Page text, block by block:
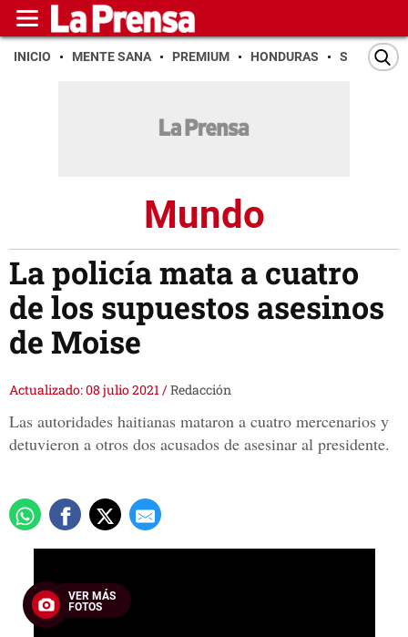
INICIO MENTE SANA PREMIUM HONDURAS SAN PEDRO
Mundo
La policía mata a cuatro
de los supuestos asesinos
de Moise
Actualizado: 08 julio 2021/Redacción
Las autoridades haitianas mataron a cuatro mercenarios y
detuvieron a otros dos acusados de asesinar al presidente.
VER MÁS
FOTOS
of
1
minute,
20